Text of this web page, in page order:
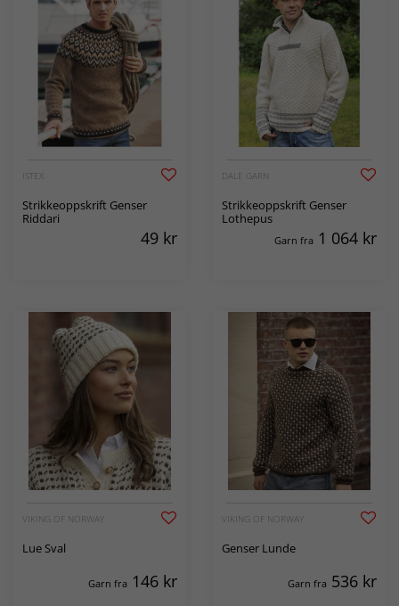
ISTEX
Strikkeoppskrift Genser
Riddari
49 kr
DALE GARN
Strikkeoppskrift Genser
Lothepus
Garn fra 1 064 kr
VIKING OF NORWAY
Lue Sval
Garn fra 146 kr
VIKING OF NORWAY
Genser Lunde
Garn fra 536 kr